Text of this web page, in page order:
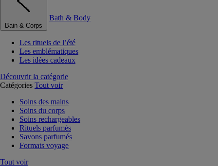
Bain & Corps
Bath & Body
Les rituels de l’été
Les emblématiques
Les idées cadeaux
Découvrir la catégorie
Catégories Tout voir
Soins des mains
Soins du corps
Soins rechargeables
Rituels parfumés
Savons parfumés
Formats voyage
Tout voir